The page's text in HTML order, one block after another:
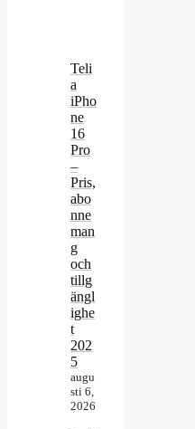
Teli
a
iPho
ne
16
Pro
–
Pris,
abo
nne
man
g
och
tillg
ängl
ighe
t
202
5
augu
sti 6,
2026